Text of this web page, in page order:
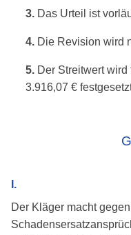
3.Das Urteil ist
4.Die Revision wird
5.Der Streitwert wird
3.916,07 €
I.
Der Kläger macht